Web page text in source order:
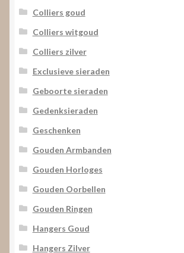
Colliers goud
Colliers witgoud
Colliers zilver
Exclusieve sieraden
Geboorte sieraden
Gedenksieraden
Geschenken
Gouden Armbanden
Gouden Horloges
Gouden Oorbellen
Gouden Ringen
Hangers Goud
Hangers Zilver